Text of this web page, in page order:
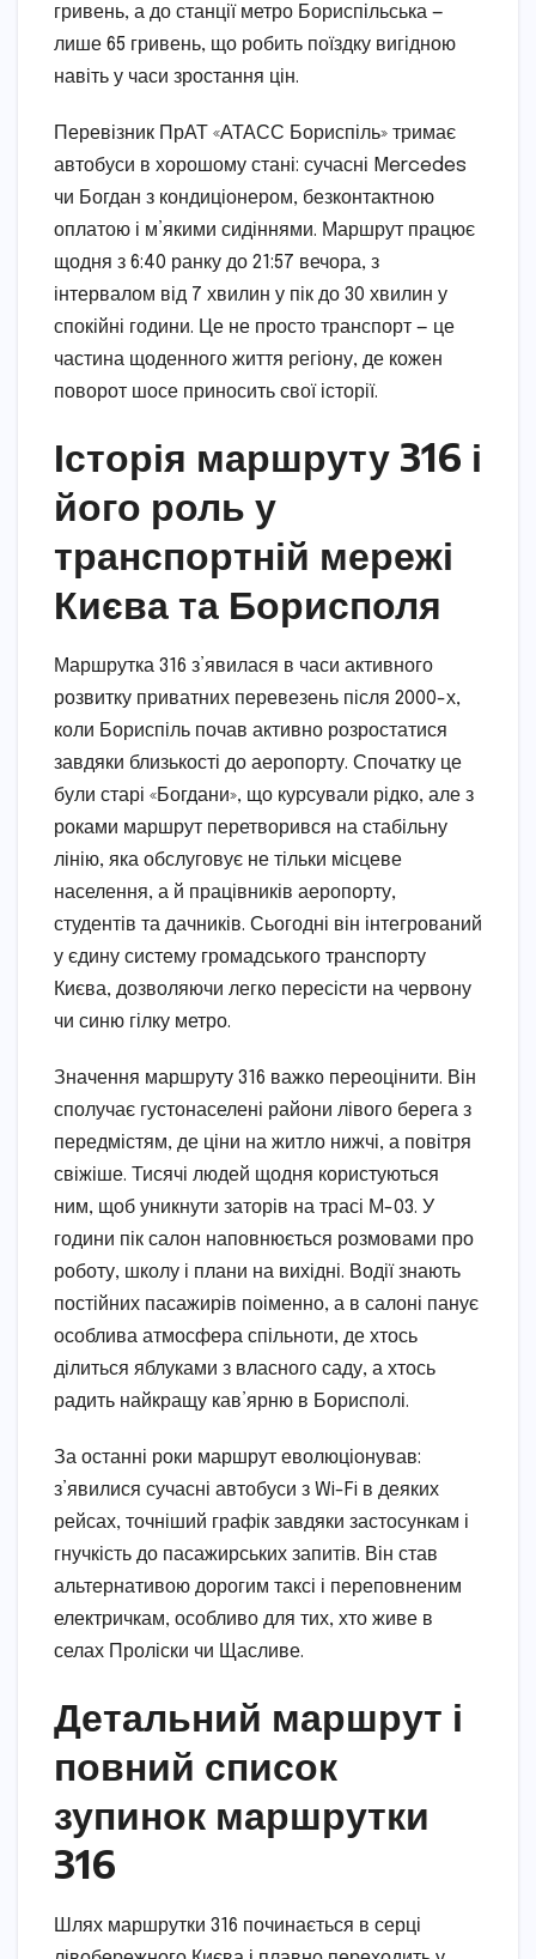
гривень, а до станції метро Бориспільська —
лише 65 гривень, що робить поїздку вигідною
навіть у часи зростання цін.
Перевізник ПрАТ «АТАСС Бориспіль» тримає
автобуси в хорошому стані: сучасні Mercedes
чи Богдан з кондиціонером, безконтактною
оплатою і м’якими сидіннями. Маршрут працює
щодня з 6:40 ранку до 21:57 вечора, з
інтервалом від 7 хвилин у пік до 30 хвилин у
спокійні години. Це не просто транспорт — це
частина щоденного життя регіону, де кожен
поворот шосе приносить свої історії.
Історія маршруту 316 і
його роль у
транспортній мережі
Києва та Борисполя
Маршрутка 316 з’явилася в часи активного
розвитку приватних перевезень після 2000-х,
коли Бориспіль почав активно розростатися
завдяки близькості до аеропорту. Спочатку це
були старі «Богдани», що курсували рідко, але з
роками маршрут перетворився на стабільну
лінію, яка обслуговує не тільки місцеве
населення, а й працівників аеропорту,
студентів та дачників. Сьогодні він інтегрований
у єдину систему громадського транспорту
Києва, дозволяючи легко пересісти на червону
чи синю гілку метро.
Значення маршруту 316 важко переоцінити. Він
сполучає густонаселені райони лівого берега з
передмістям, де ціни на житло нижчі, а повітря
свіжіше. Тисячі людей щодня користуються
ним, щоб уникнути заторів на трасі М-03. У
години пік салон наповнюється розмовами про
роботу, школу і плани на вихідні. Водії знають
постійних пасажирів поіменно, а в салоні панує
особлива атмосфера спільноти, де хтось
ділиться яблуками з власного саду, а хтось
радить найкращу кав’ярню в Борисполі.
За останні роки маршрут еволюціонував:
з’явилися сучасні автобуси з Wi-Fi в деяких
рейсах, точніший графік завдяки застосункам і
гнучкість до пасажирських запитів. Він став
альтернативою дорогим таксі і переповненим
електричкам, особливо для тих, хто живе в
селах Проліски чи Щасливе.
Детальний маршрут і
повний список
зупинок маршрутки
316
Шлях маршрутки 316 починається в серці